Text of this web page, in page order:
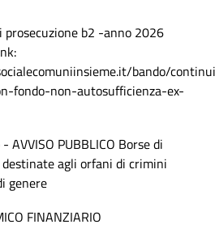
prosecuzione b2 -anno 2026
bando/
fondo-non-autosufficienza-ex-
PUBBLICO Borse di
agli orfani di crimini
genere
FINANZIARIO